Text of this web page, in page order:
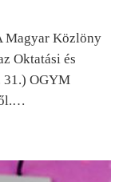
Magyar Közlöny
Oktatási és
OGYM